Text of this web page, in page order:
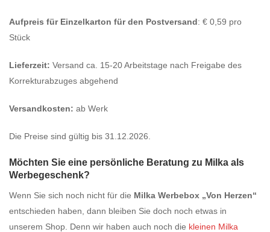
Aufpreis für Einzelkarton für den Postversand: € 0,59 pro
Stück
Lieferzeit: Versand ca. 15-20 Arbeitstage nach Freigabe des
Korrekturabzuges abgehend
Versandkosten: ab Werk
Die Preise sind gültig bis 31.12.2026.
Möchten Sie eine persönliche Beratung zu Milka als
Werbegeschenk?
Wenn Sie sich noch nicht für die Milka Werbebox „Von Herzen“
entschieden haben, dann bleiben Sie doch noch etwas in
unserem Shop. Denn wir haben auch noch die kleinen Milka